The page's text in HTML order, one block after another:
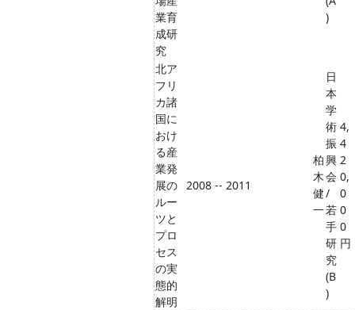
業育
成研
究
)
北ア
フリ
カ諸
国に
おけ
る産
業発
展の
ルー
ツと
プロ
セス
の実
態的
解明
2008 -- 2011
柏
木
健
一
日
本
学
術
振
興
会
/
若
手
研
究
(B
)
4,
4
2
0,
0
0
0
円